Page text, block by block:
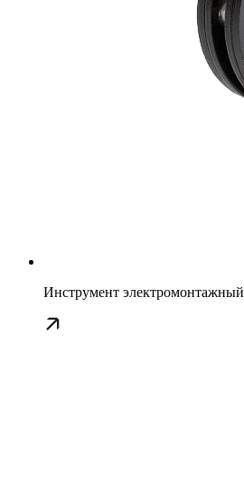
Инструмент электромонтажный